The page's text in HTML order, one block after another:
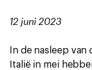
12 juni 2023
In de nasleep
Italië in mei